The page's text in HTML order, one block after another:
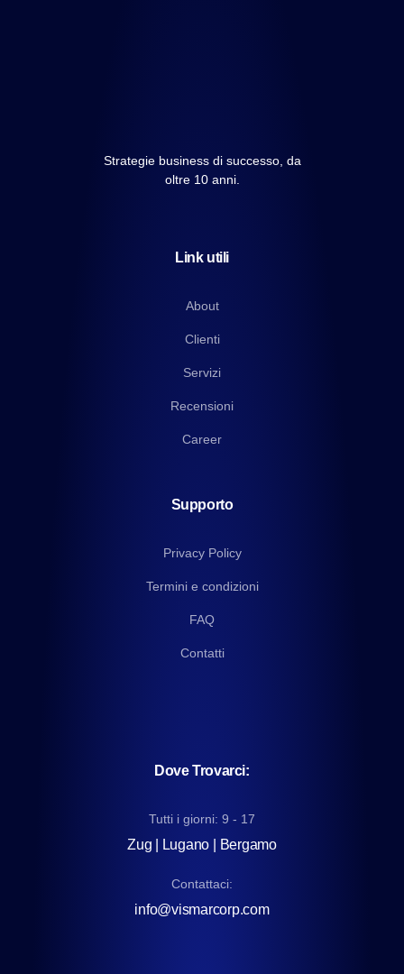
Strategie business di successo, da
oltre 10 anni.
Link utili
About
Clienti
Servizi
Recensioni
Career
Supporto
Privacy Policy
Termini e condizioni
FAQ
Contatti
Dove Trovarci:
Tutti i giorni: 9 - 17
Zug | Lugano | Bergamo
Contattaci:
info@vismarcorp.com